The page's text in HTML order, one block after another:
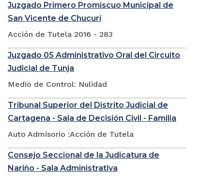
Juzgado Primero Promiscuo Municipal de
San Vicente de Chucurí
Acción de Tutela 2016 - 283
Juzgado 05 Administrativo Oral del Circuito
Judicial de Tunja
Medio de Control: Nulidad
Tribunal Superior del Distrito Judicial de
Cartagena - Sala de Decisión Civil - Familia
Auto Admisorio :Acción de Tutela
Consejo Seccional de la Judicatura de
Nariño - Sala Administrativa